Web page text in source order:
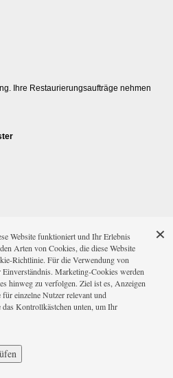
Ihre Restaurierungsaufträge nehmen
Datenschutz Versandkosten
Website funktioniert und Ihr Erlebnis
Arten von Cookies, die diese Website
Richtlinie. Für die Verwendung von
Marketing-Cookies werden
hinweg zu verfolgen. Ziel ist es, Anzeigen
einzelne Nutzer relevant und
Kontrollkästchen unten, um Ihr